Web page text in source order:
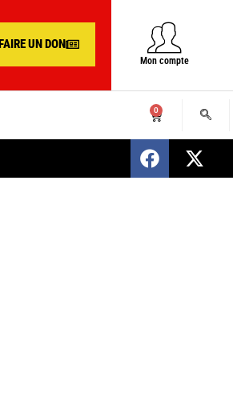
UN DON
Mon compte
0
SENEGAL : Nomination d’un nouveau